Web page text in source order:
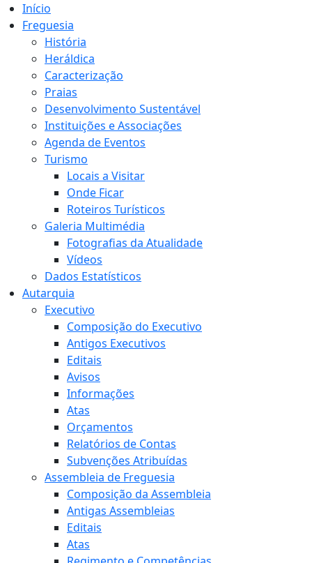
Início
Freguesia
História
Heráldica
Caracterização
Praias
Desenvolvimento Sustentável
Instituições e Associações
Agenda de Eventos
Turismo
Locais a Visitar
Onde Ficar
Roteiros Turísticos
Galeria Multimédia
Fotografias da Atualidade
Vídeos
Dados Estatísticos
Autarquia
Executivo
Composição do Executivo
Antigos Executivos
Editais
Avisos
Informações
Atas
Orçamentos
Relatórios de Contas
Subvenções Atribuídas
Assembleia de Freguesia
Composição da Assembleia
Antigas Assembleias
Editais
Atas